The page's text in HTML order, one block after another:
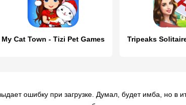
My Cat Town - Tizi Pet Games
ошибку при загрузке. Думал, будет имба, но в